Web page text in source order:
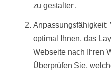
zu gestalten.
Anpassungsfähigkeit:
optimal Ihnen, das
Webseite nach Ihren
Überprüfen Sie,